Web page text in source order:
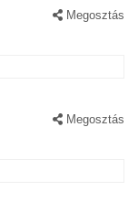
Megosztás
Megosztás